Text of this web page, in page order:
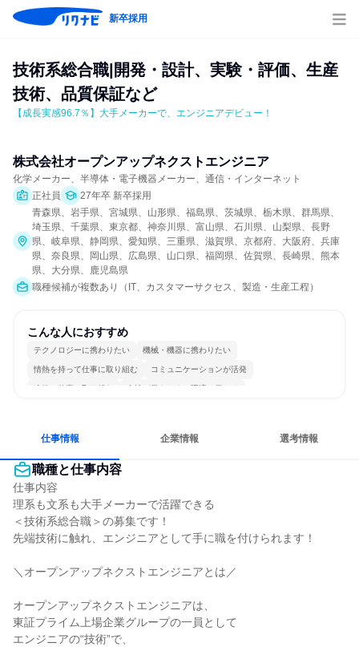
新卒採用
技術系総合職|開発・設計、実験・評価、生産
技術、品質保証など
【成長実感96.7％】大手メーカーで、エンジニアデビュー！
株式会社オープンアップネクストエンジニア
化学メーカー、半導体・電子機器メーカー、通信・インターネット
正社員
27年卒 新卒採用
青森県、岩手県、宮城県、山形県、福島県、茨城県、栃木県、群馬県、
埼玉県、千葉県、東京都、神奈川県、富山県、石川県、山梨県、長野
県、岐阜県、静岡県、愛知県、三重県、滋賀県、京都府、大阪府、兵庫
県、奈良県、岡山県、広島県、山口県、福岡県、佐賀県、長崎県、熊本
県、大分県、鹿児島県
職種候補が複数あり（IT、カスタマーサクセス、製造・生産工程）
こんな人におすすめ
テクノロジーに携わりたい 機械・機器に携わりたい
情熱を持って仕事に取り組む コミュニケーションが活発
冷静に仕事に取り組む 女性が働きやすい環境で働ける
仕事情報 企業情報 選考情報
職種と仕事内容
仕事内容
理系も文系も大手メーカーで活躍できる
＜技術系総合職＞の募集です！
先端技術に触れ、エンジニアとして手に職を付けられます！
＼オープンアップネクストエンジニアとは／
オープンアップネクストエンジニアは、
東証プライム上場企業グループの一員として
エンジニアの“技術”で、